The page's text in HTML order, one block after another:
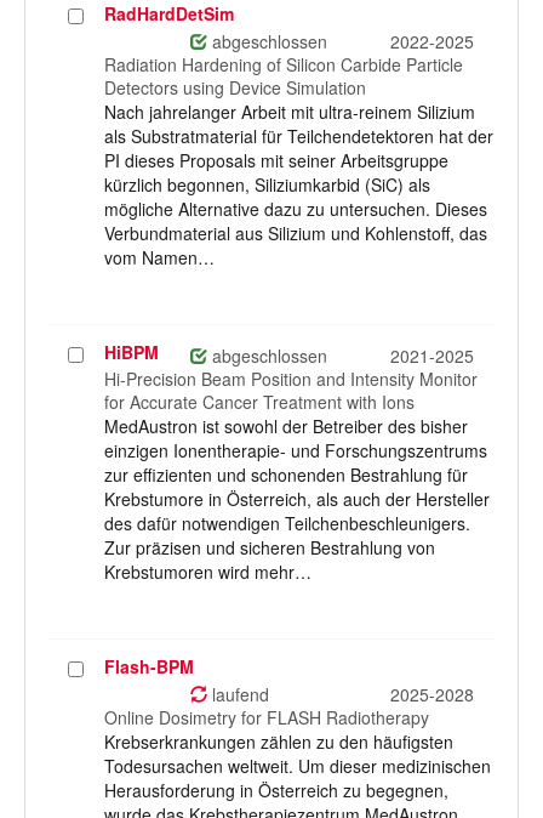
ProjektRadHardDetSim
abgeschlossen
2022-2025
Radiation Hardening of Silicon Carbide Particle
Detectors using Device Simulation
Nach jahrelanger Arbeit mit ultra-reinem Silizium
als Substratmaterial für Teilchendetektoren hat der
PI dieses Proposals mit seiner Arbeitsgruppe
kürzlich begonnen, Siliziumkarbid (SiC) als
mögliche Alternative dazu zu untersuchen. Dieses
Verbundmaterial aus Silizium und Kohlenstoff, das
vom Namen…
Projekt
auswählen
HiBPM abgeschlossen
2021-2025
Hi-Precision Beam Position and Intensity Monitor
for Accurate Cancer Treatment with Ions
MedAustron ist sowohl der Betreiber des bisher
einzigen Ionentherapie- und Forschungszentrums
zur effizienten und schonenden Bestrahlung für
Krebstumore in Österreich, als auch der Hersteller
des dafür notwendigen Teilchenbeschleunigers.
Zur präzisen und sicheren Bestrahlung von
Krebstumoren wird mehr…
ProjektFlash-BPM
laufend
2025-2028
Online Dosimetry for FLASH Radiotherapy
Krebserkrankungen zählen zu den häufigsten
Todesursachen weltweit. Um dieser medizinischen
Herausforderung in Österreich zu begegnen,